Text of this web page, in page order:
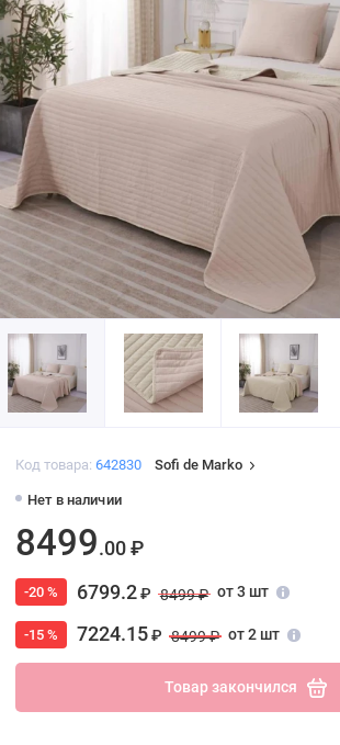
Код товара: 642830 Sofi de Marko
Нет в наличии
8499.00 ₽
-20 % 6799.2₽ 8499 ₽ от 3 шт
-15 % 7224.15₽ 8499 ₽ от 2 шт
Товар закончился